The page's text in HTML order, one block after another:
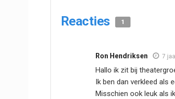
Reacties 1
Ron Hendriksen 7
Hallo ik zit bij
Ik ben dan verkleed als
Misschien ook leuk als